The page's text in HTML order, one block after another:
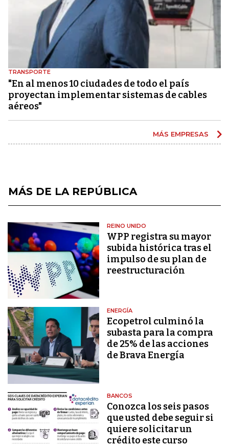
TRANSPORTE
"En al menos 10 ciudades de todo el país
proyectan implementar sistemas de cables
aéreos"
MÁS EMPRESAS
MÁS DE LA REPÚBLICA
REINO UNIDO
WPP registra su mayor
subida histórica tras el
impulso de su plan de
reestructuración
ENERGÍA
Ecopetrol culminó la
subasta para la compra
de 25% de las acciones
de Brava Energía
BANCOS
Conozca los seis pasos
que usted debe seguir si
quiere solicitar un
crédito este curso